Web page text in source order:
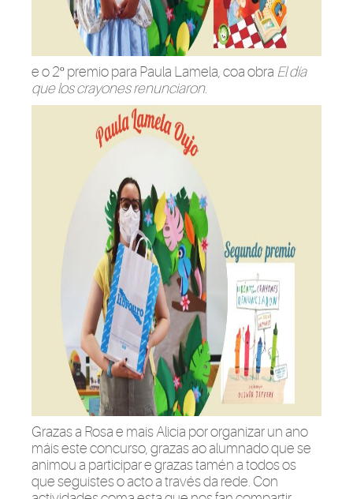
e o 2º premio para Paula Lamela, coa obra El día
que los crayones renunciaron.
Grazas a Rosa e mais Alicia por organizar un ano
máis este concurso, grazas ao alumnado que se
animou a participar e grazas tamén a todos os
que seguistes o acto a través da rede. Con